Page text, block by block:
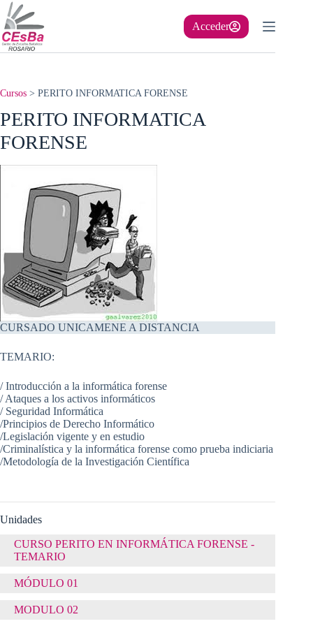
Saltar
al
contenido
Acceder
Cursos > PERITO INFORMATICA FORENSE
PERITO INFORMATICA
FORENSE
CURSADO UNICAMENE A DISTANCIA
TEMARIO:
/ Introducción a la informática forense
/ Ataques a los activos informáticos
/ Seguridad Informática
/Principios de Derecho Informático
/Legislación vigente y en estudio
/Criminalística y la informática forense como prueba indiciaria
/Metodología de la Investigación Científica
Unidades
CURSO PERITO EN INFORMÁTICA FORENSE -
TEMARIO
MÓDULO 01
MODULO 02